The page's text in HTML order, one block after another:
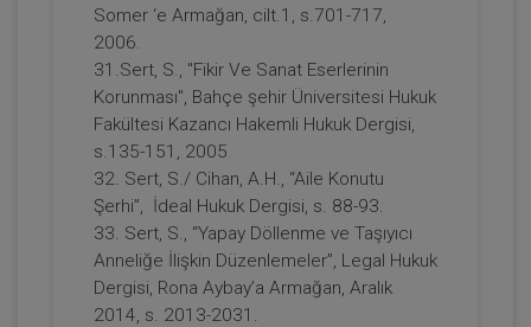
Paylı Mülkiyet Video Eğitimi
300 TL
Tüketici Hukuku Enstitüsü
Somer ‘e Armağan, cilt.1, s.701-717,
2006.
31.Sert, S., "Fikir Ve Sanat Eserlerinin
Korunması", Bahçe şehir Üniversitesi Hukuk
Fakültesi Kazancı Hakemli Hukuk Dergisi,
s.135-151, 2005
32. Sert, S./ Cihan, A.H., “Aile Konutu
Şerhi”, İdeal Hukuk Dergisi, s. 88-93.
33. Sert, S., “Yapay Döllenme ve Taşıyıcı
Anneliğe İlişkin Düzenlemeler”, Legal Hukuk
Dergisi, Rona Aybay’a Armağan, Aralık
2014, s. 2013-2031.